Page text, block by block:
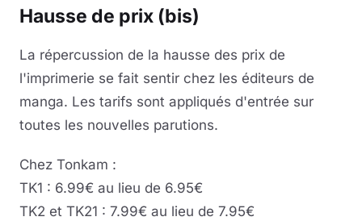
Hausse de prix (bis)
La répercussion de la hausse des prix de
l'imprimerie se fait sentir chez les éditeurs de
manga. Les tarifs sont appliqués d'entrée sur
toutes les nouvelles parutions.
Chez Tonkam :
TK1 : 6.99€ au lieu de 6.95€
TK2 et TK21 : 7.99€ au lieu de 7.95€